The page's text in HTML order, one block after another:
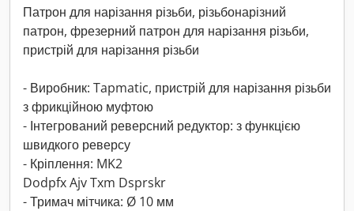
Патрон для нарізання різьби, різьбонарізний
патрон, фрезерний патрон для нарізання різьби,
пристрій для нарізання різьби
- Виробник: Tapmatic, пристрій для нарізання різьби
з фрикційною муфтою
- Інтегрований реверсний редуктор: з функцією
швидкого реверсу
- Кріплення: MK2
Dodpfx Ajv Txm Dsprskr
- Тримач мітчика: Ø 10 мм